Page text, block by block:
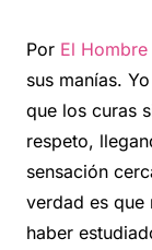
Por El
sus manías.
que los curas
respeto,
sensación
verdad es que
haber